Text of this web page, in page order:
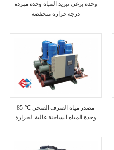
وحدة برغي تبريد المياه وحدة مبردة
درجة حرارة منخفضة
85 ℃ مصدر مياه الصرف الصحي
وحدة المياه الساخنة عالية الحرارة